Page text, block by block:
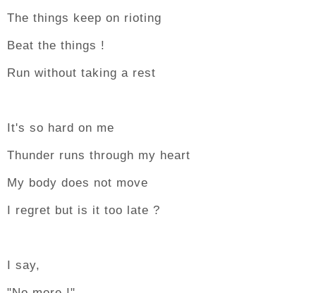
The things keep on rioting
Beat the things !
Run without taking a rest
It's so hard on me
Thunder runs through my heart
My body does not move
I regret but is it too late ?
I say,